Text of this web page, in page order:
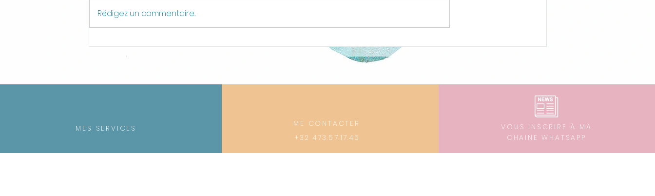
En quoi la créativité est-elle
le super-pouvoir de l’art-
Et si développer votre
créativité changeait
Se reconvertir à l'art-
Rédigez un commentaire...
MES SERVICES
ME CONTACTER
+32 473.57.17.45
VOUS INSCRIRE À MA
CHAINE WHATSAPP